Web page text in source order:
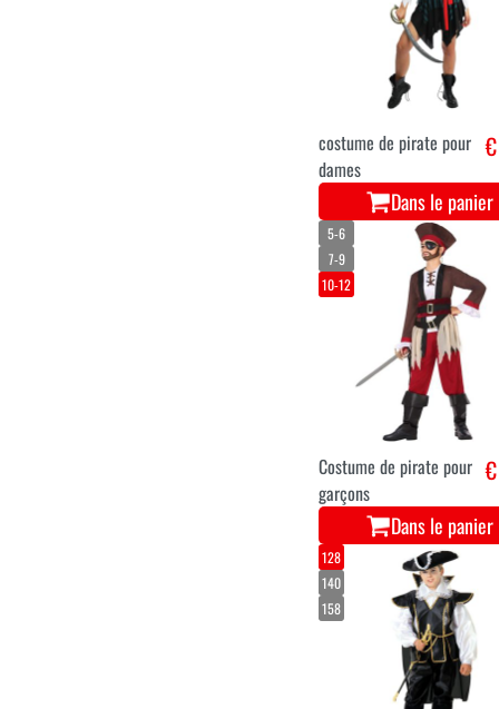
costume de pirate pour
dames
Dans le panier
5-6
7-9
10-12
Costume de pirate pour
garçons
Dans le panier
128
140
158